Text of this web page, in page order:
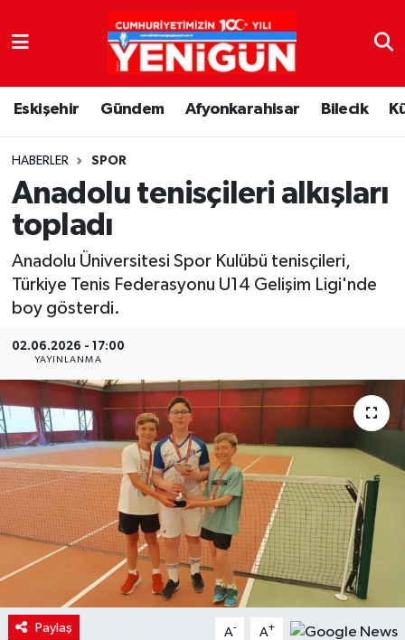
Eskişehir Gündem Afyonkarahisar Bilecik
HABERLER SPOR
Anadolu tenisçileri alkışları
topladı
Anadolu Üniversitesi Spor Kulübü tenisçileri,
Türkiye Tenis Federasyonu U14 Gelişim Ligi'nde
boy gösterdi.
02.06.2026 - 17:00
YAYINLANMA
Paylaş A- A+
Nöbetçi Eczaneler
Hava Durumu
Trafik Durumu
Süper Lig Puan Durumu ve Fikstür
Tüm Manşetler
Son Dakika Haberleri
Haber Arşivi